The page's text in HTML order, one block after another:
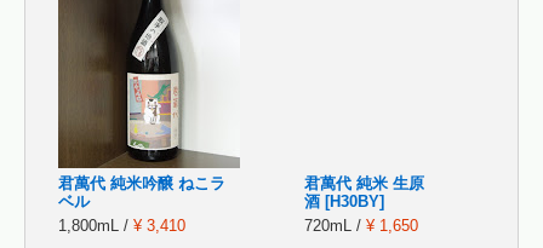
君萬代 純米吟醸 ねこラ
ベル
1,800mL / ¥ 3,410
君萬代 純米 生原
酒 [H30BY]
720mL / ¥ 1,650